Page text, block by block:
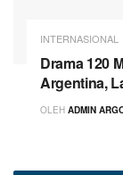
INTERNASIONAL
Drama 120
Argentina,
OLEH ADMIN